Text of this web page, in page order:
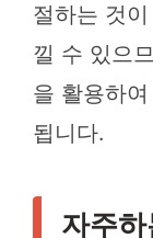
절하는 것
낄 수 있으
을 활용하
됩니다.
자주